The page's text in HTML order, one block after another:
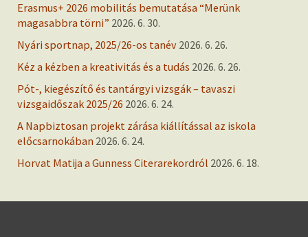
Erasmus+ 2026 mobilitás bemutatása “Merünk
magasabbra törni” 2026. 6. 30.
Nyári sportnap, 2025/26-os tanév 2026. 6. 26.
Kéz a kézben a kreativitás és a tudás 2026. 6. 26.
Pót-, kiegészítő és tantárgyi vizsgák – tavaszi
vizsgaidőszak 2025/26 2026. 6. 24.
A Napbiztosan projekt zárása kiállítással az iskola
előcsarnokában 2026. 6. 24.
Horvat Matija a Gunness Citerarekordról 2026. 6. 18.